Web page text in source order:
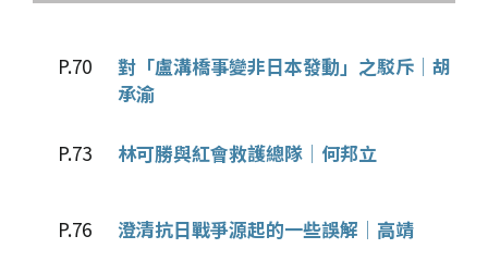
P.70
對「盧溝橋事變非日本發動」之駁斥│胡
承渝
P.73 林可勝與紅會救護總隊│何邦立
P.76 澄清抗日戰爭源起的一些誤解│高靖